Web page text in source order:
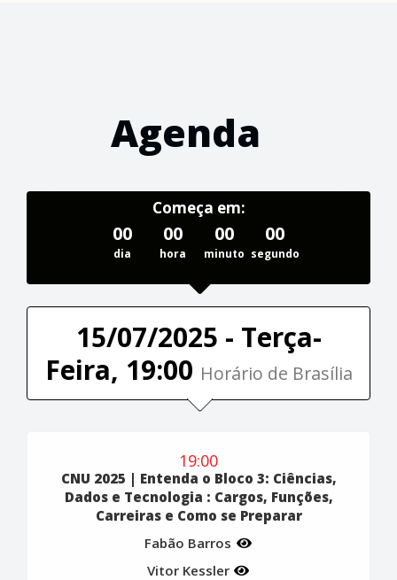
Agenda
Começa em:
00
dia
00
hora
00
minuto
00
segundo
15/07/2025 - Terça-
Feira, 19:00 Horário de Brasília
19:00
CNU 2025 | Entenda o Bloco 3: Ciências,
Dados e Tecnologia : Cargos, Funções,
Carreiras e Como se Preparar
Fabão Barros
Vitor Kessler